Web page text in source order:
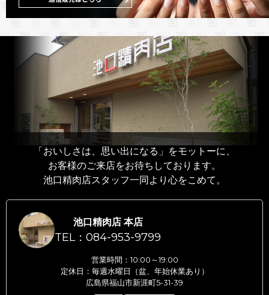
「おいしさは、思い出になる」をモットーに、
お客様のご来店をお待ちしております。
池口精肉店スタッフ一同より心をこめて。
池口精肉店 本店
TEL：084-953-9799
営業時間：10:00～19:00
定休日：毎週水曜日（盆、年始休業あり）
広島県福山市新涯町5-31-39